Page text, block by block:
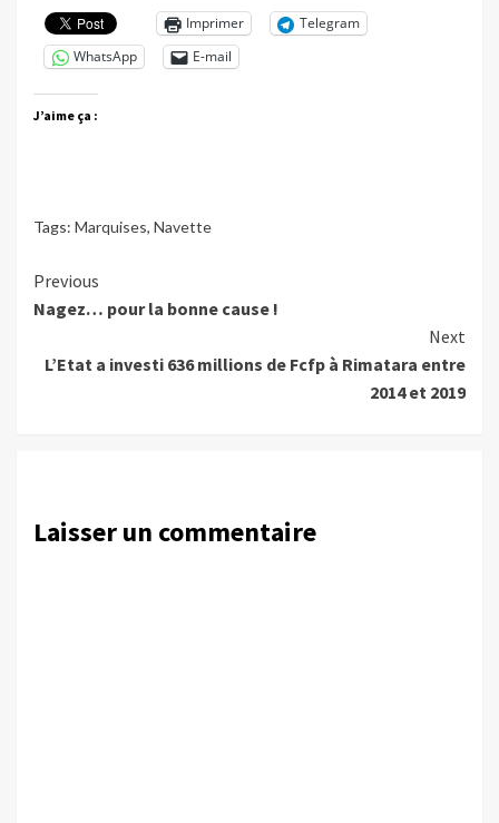
Imprimer
Telegram
WhatsApp
E-mail
J’aime ça :
Tags: Marquises, Navette
Continue
Reading
Previous
Nagez… pour la bonne cause !
Next
L’Etat a investi 636 millions de Fcfp à Rimatara entre
2014 et 2019
Laisser un commentaire